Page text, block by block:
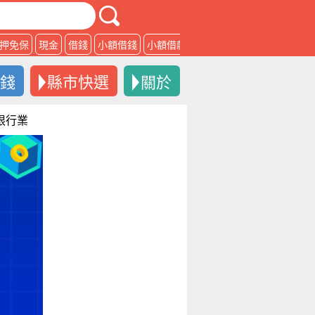
免保 現金 借錢 小額借錢 小額借款
縣市快選 關於
行業